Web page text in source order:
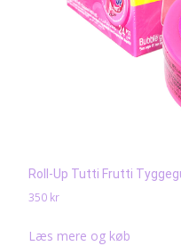
Roll-Up Tutti Frutti
350 kr
Læs mere og køb